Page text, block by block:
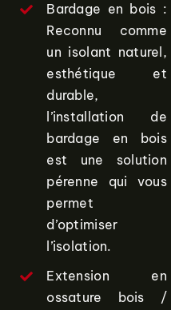
Bardage en bois :
Reconnu comme
un isolant naturel,
esthétique et
durable,
l’installation de
bardage en bois
est une solution
pérenne qui vous
permet
d’optimiser
l’isolation.
Extension en
ossature bois /